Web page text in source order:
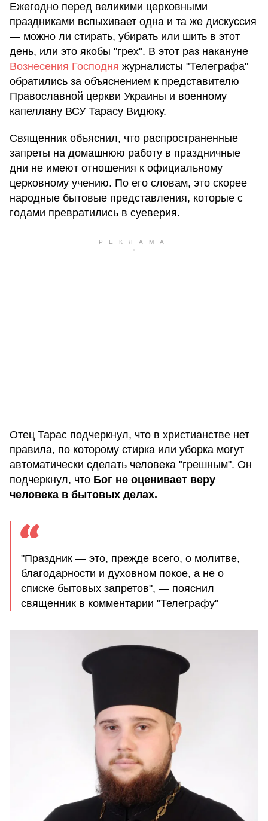
Ежегодно перед великими церковными
праздниками вспыхивает одна и та же дискуссия
— можно ли стирать, убирать или шить в этот
день, или это якобы "грех". В этот раз накануне
Вознесения Господня журналисты "Телеграфа"
обратились за объяснением к представителю
Православной церкви Украины и военному
капеллану ВСУ Тарасу Видюку.
Священник объяснил, что распространенные
запреты на домашнюю работу в праздничные
дни не имеют отношения к официальному
церковному учению. По его словам, это скорее
народные бытовые представления, которые с
годами превратились в суеверия.
Отец Тарас подчеркнул, что в христианстве нет
правила, по которому стирка или уборка могут
автоматически сделать человека "грешным". Он
подчеркнул, что Бог не оценивает веру
человека в бытовых делах.
"Праздник — это, прежде всего, о молитве,
благодарности и духовном покое, а не о
списке бытовых запретов", — пояснил
священник в комментарии "Телеграфу"